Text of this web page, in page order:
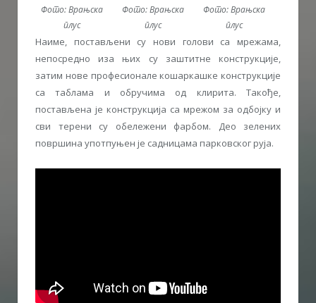
Фото: Врањска
плус
Фото: Врањска
плус
Фото: Врањска
плус
Наиме, постављени су нови голови са мрежама,
непосредно иза њих су заштитне конструкције,
затим нове професионале кошаркашке конструкције
са таблама и обручима од клирита. Такође,
постављена је конструкција са мрежом за одбојку и
сви терени су обележени фарбом. Део зелених
површина употпуњен је садницама парковског руја.